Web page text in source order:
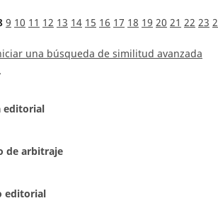
9 10 11 12 13 14 15 16 17 18 19 20 21 22 23
una búsqueda de similitud avanzada
editorial
de arbitraje
editorial